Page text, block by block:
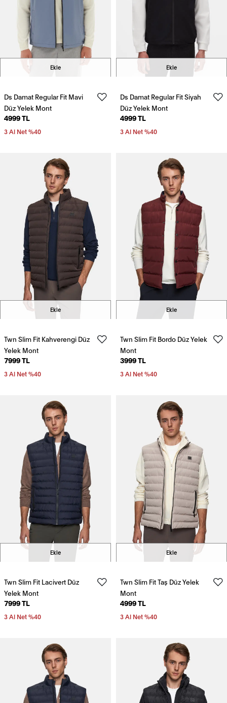
Ekle
Ds Damat Regular Fit Mavi
Düz Yelek Mont
4999 TL
3 Al Net %40
Ekle
Ds Damat Regular Fit Siyah
Düz Yelek Mont
4999 TL
3 Al Net %40
Ekle
Twn Slim Fit Kahverengi Düz
Yelek Mont
7999 TL
3 Al Net %40
Ekle
Twn Slim Fit Bordo Düz Yelek
Mont
3999 TL
3 Al Net %40
Ekle
Twn Slim Fit Lacivert Düz
Yelek Mont
7999 TL
3 Al Net %40
Ekle
Twn Slim Fit Taş Düz Yelek
Mont
4999 TL
3 Al Net %40